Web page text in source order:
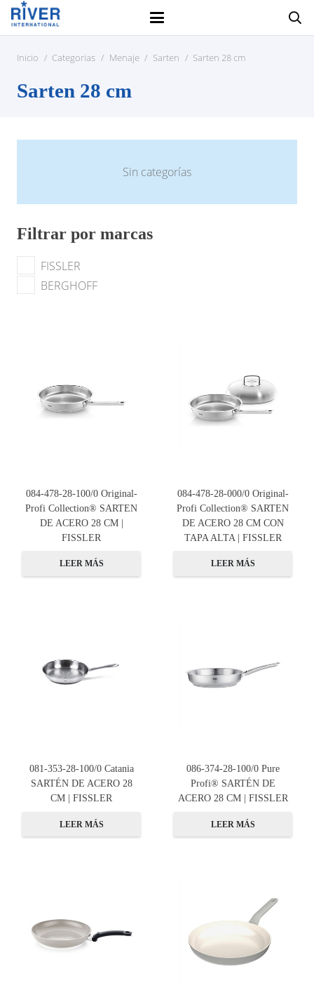
Inicio / Categorias / Menaje / Sarten / Sarten 28 cm
Sarten 28 cm
Sin categorías
Filtrar por marcas
FISSLER
BERGHOFF
084-478-28-100/0 Original-
Profi Collection® SARTEN
DE ACERO 28 CM |
FISSLER
LEER MÁS
084-478-28-000/0 Original-
Profi Collection® SARTEN
DE ACERO 28 CM CON
TAPA ALTA | FISSLER
LEER MÁS
081-353-28-100/0 Catania
SARTÉN DE ACERO 28
CM | FISSLER
LEER MÁS
086-374-28-100/0 Pure
Profi® SARTÉN DE
ACERO 28 CM | FISSLER
LEER MÁS